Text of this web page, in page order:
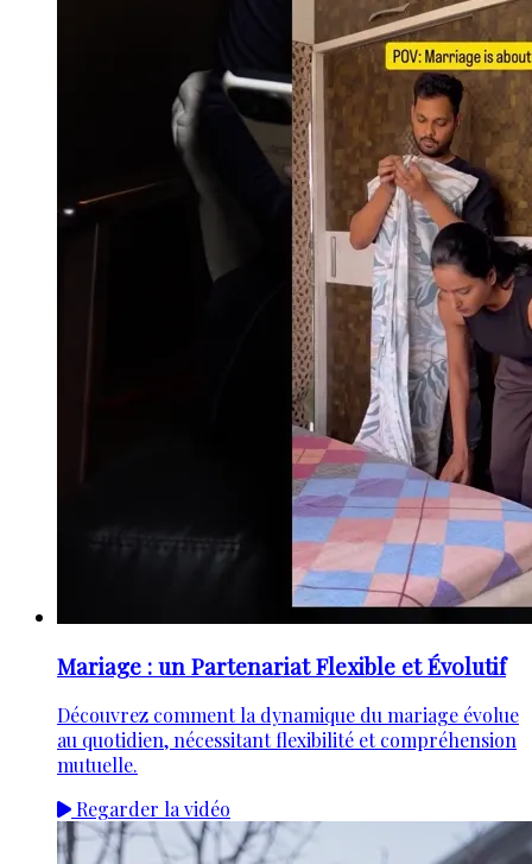
Mariage : un Partenariat Flexible et Évolutif
Découvrez comment la dynamique du mariage évolue
au quotidien, nécessitant flexibilité et compréhension
mutuelle.
Regarder la vidéo